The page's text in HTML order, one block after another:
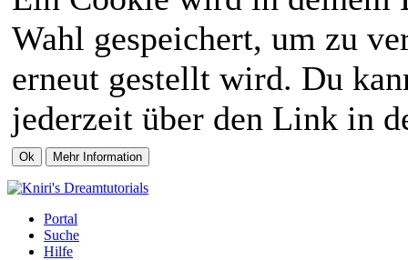
Wahl gespeichert, um zu
erneut gestellt wird. Du
jederzeit über den Link in
Portal
Suche
Hilfe